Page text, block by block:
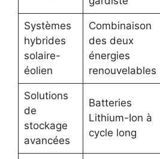
Systèmes
hybrides
solaire-
éolien
Combinaison
des deux
énergies
renouvelables
Solutions
de
stockage
avancées
Batteries
Lithium-Ion à
cycle long